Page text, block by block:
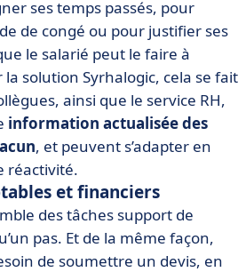
ses temps passés, pour
de congé ou pour justifier ses
le salarié peut le faire à
solution Syrhalogic, cela se fait
ainsi que le service RH,
information actualisée des
, et peuvent s’adapter en
réactivité.
et financiers
des tâches support de
pas. Et de la même façon,
de soumettre un devis, en